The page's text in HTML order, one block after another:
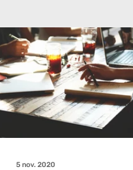
5 nov. 2020